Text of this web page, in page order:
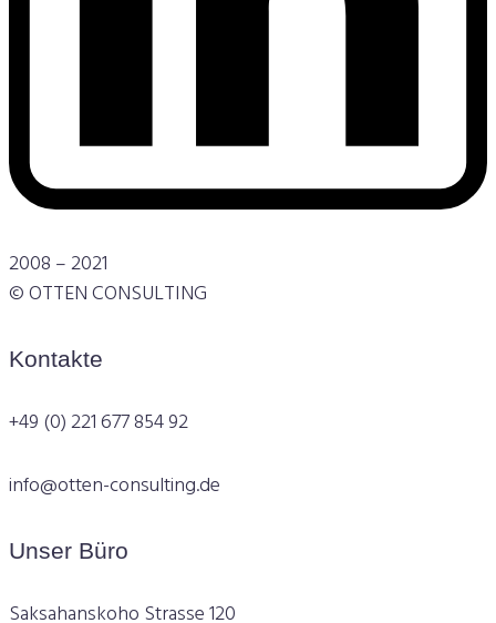
2008 – 2021
© OTTEN CONSULTING
Kontakte
+49 (0) 221 677 854 92
info@otten-consulting.de
Unser Büro
Saksahanskoho Strasse 120